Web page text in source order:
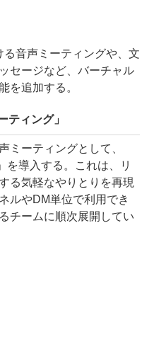
音声ミーティングや、文
セージなど、バーチャル
を追加する。
ティング」
ミーティングとして、
を導入する。これは、リ
る気軽なやりとりを再現
ルやDM単位で利用でき
チームに順次展開してい